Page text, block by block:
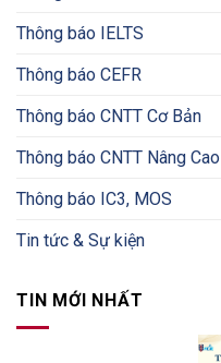
Thông báo IELTS
Thông báo CEFR
Thông báo CNTT Cơ Bản
Thông báo CNTT Nâng Cao
Thông báo IC3, MOS
Tin tức & Sự kiện
TIN MỚI NHẤT